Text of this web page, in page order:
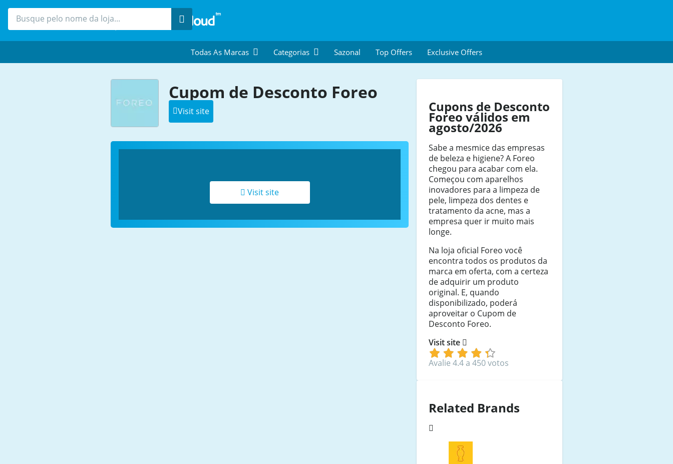
Procure
Todas As Marcas Categorias Sazonal Top Offers Exclusive Offers
Cupom de Desconto Foreo
Visit site
Visit site
Cupons de Desconto
Foreo válidos em
agosto/2026
Sabe a mesmice das empresas
de beleza e higiene? A Foreo
chegou para acabar com ela.
Começou com aparelhos
inovadores para a limpeza de
pele, limpeza dos dentes e
tratamento da acne, mas a
empresa quer ir muito mais
longe.
Na loja oficial Foreo você
encontra todos os produtos da
marca em oferta, com a certeza
de adquirir um produto
original. E, quando
disponibilizado, poderá
aproveitar o Cupom de
Desconto Foreo.
Visit site
Avalie 4.4 a 450 votos
Related Brands